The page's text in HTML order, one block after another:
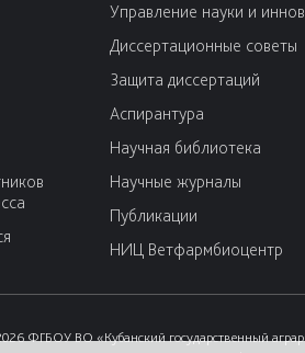
Управление науки и
Диссертационные советы
Защита диссертаций
Аспирантура
Научная библиотека
Научные журналы
Публикации
НИЦ Ветфармбиоцентр
ФГБОУ ВО «Кубанский государственный